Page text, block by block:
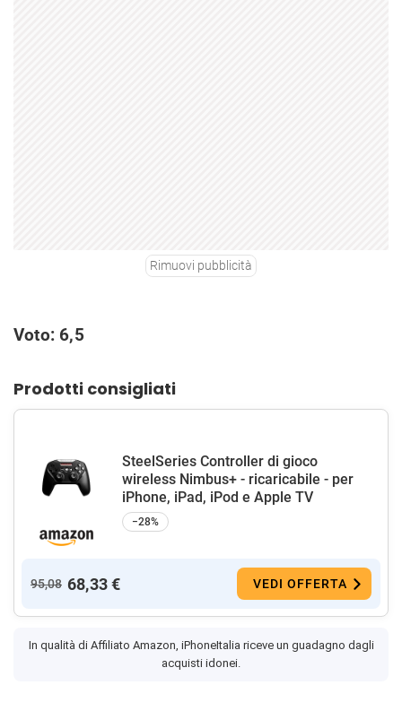
Rimuovi pubblicità
Voto: 6,5
Prodotti consigliati
SteelSeries Controller di gioco
wireless Nimbus+ - ricaricabile - per
iPhone, iPad, iPod e Apple TV
−28%
95,08 68,33 € VEDI OFFERTA
In qualità di Affiliato Amazon, iPhoneItalia riceve un guadagno dagli
acquisti idonei.